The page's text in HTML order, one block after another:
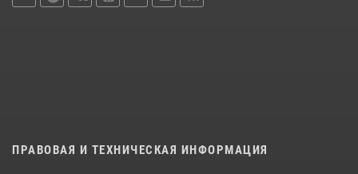
ПРАВОВАЯ И ТЕХНИЧЕСКАЯ ИНФОРМАЦИЯ